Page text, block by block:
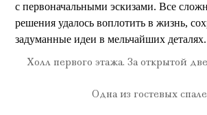
с первоначальными эскизами. Все
решения удалось воплотить в жизнь,
задуманные идеи в мельчайших деталях.
Холл первого этажа. За открытой
Одна из гостевых